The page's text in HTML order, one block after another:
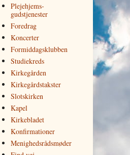
Plejehjems­
gudstjenester
Foredrag
Koncerter
Formiddagsklubben
Studiekreds
Kirkegården
Kirkegårds­takster
Slotskirken
Kapel
Kirkebladet
Kon­fir­ma­tio­ner
Me­nig­heds­råds­­møder